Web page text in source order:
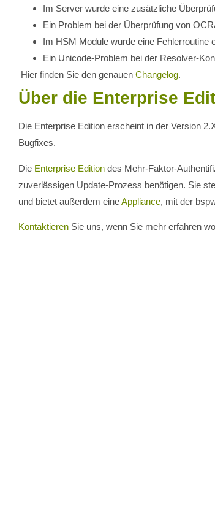
Im Server wurde eine zusätzliche
Ein Problem bei der Überprüfung von
Im HSM Module wurde eine Fehlerroutine
Ein Unicode-Problem bei der Resolver-
Hier finden Sie den genauen Changelog.
Über die Enterprise
Die Enterprise Edition erscheint in der Version
Bugfixes.
Die Enterprise Edition des Mehr-Faktor-
zuverlässigen Update-Prozess benötigen. Sie
und bietet außerdem eineAppliance, mit der
Kontaktieren Sie uns, wenn Sie mehr erfahren